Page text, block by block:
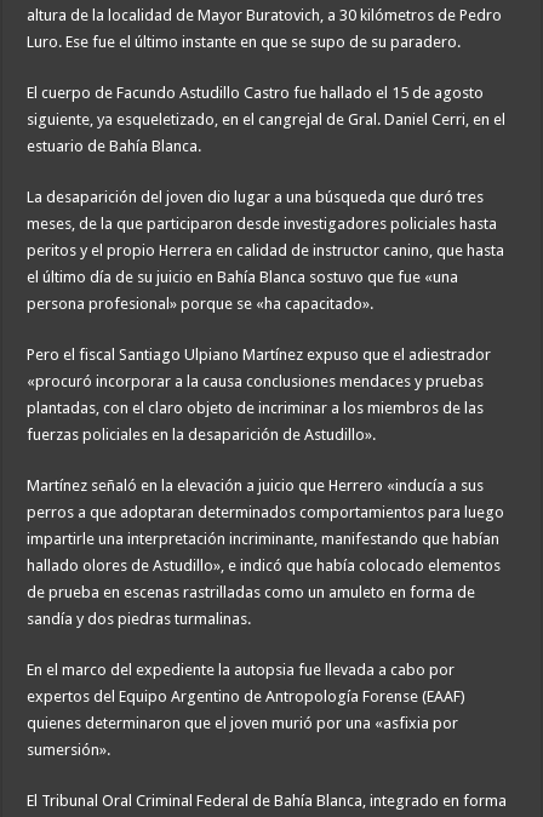
altura de la localidad de Mayor Buratovich, a 30 kilómetros de Pedro
Luro. Ese fue el último instante en que se supo de su paradero.
El cuerpo de Facundo Astudillo Castro fue hallado el 15 de agosto
siguiente, ya esqueletizado, en el cangrejal de Gral. Daniel Cerri, en el
estuario de Bahía Blanca.
La desaparición del joven dio lugar a una búsqueda que duró tres
meses, de la que participaron desde investigadores policiales hasta
peritos y el propio Herrera en calidad de instructor canino, que hasta
el último día de su juicio en Bahía Blanca sostuvo que fue «una
persona profesional» porque se «ha capacitado».
Pero el fiscal Santiago Ulpiano Martínez expuso que el adiestrador
«procuró incorporar a la causa conclusiones mendaces y pruebas
plantadas, con el claro objeto de incriminar a los miembros de las
fuerzas policiales en la desaparición de Astudillo».
Martínez señaló en la elevación a juicio que Herrero «inducía a sus
perros a que adoptaran determinados comportamientos para luego
impartirle una interpretación incriminante, manifestando que habían
hallado olores de Astudillo», e indicó que había colocado elementos
de prueba en escenas rastrilladas como un amuleto en forma de
sandía y dos piedras turmalinas.
En el marco del expediente la autopsia fue llevada a cabo por
expertos del Equipo Argentino de Antropología Forense (EAAF)
quienes determinaron que el joven murió por una «asfixia por
sumersión».
El Tribunal Oral Criminal Federal de Bahía Blanca, integrado en forma